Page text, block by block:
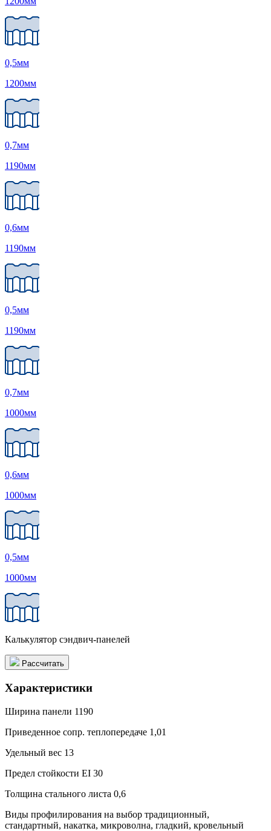
0,5мм
1200мм
0,7мм
1190мм
0,6мм
1190мм
0,5мм
1190мм
0,7мм
1000мм
0,6мм
1000мм
0,5мм
1000мм
Калькулятор сэндвич-панелей
Рассчитать
Характеристики
Ширина панели 1190
Приведенное сопр. теплопередаче 1,01
Удельный вес 13
Предел стойкости EI 30
Толщина стального листа 0,6
Виды профилирования на выбор традиционный,
стандартный, накатка, микроволна, гладкий, кровельный